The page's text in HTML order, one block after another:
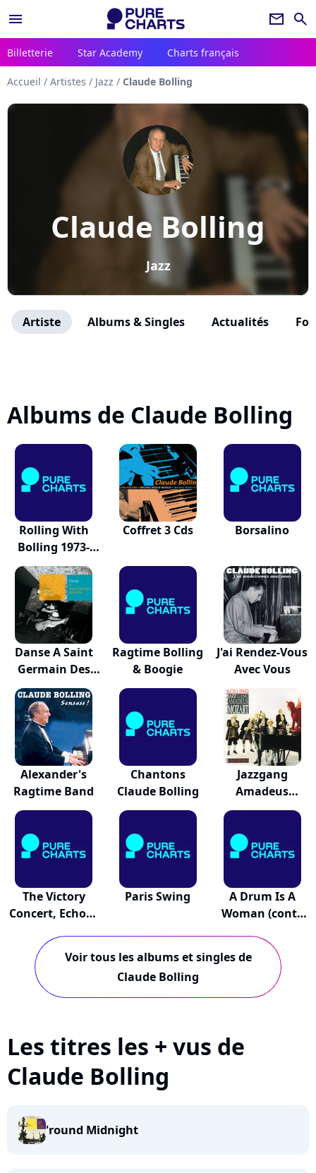
menu newsletter search
Billetterie Star Academy Charts français
Accueil / Artistes / Jazz / Claude Bolling
Claude Bolling
Jazz
Artiste Albums & Singles Actualités
Albums de Claude Bolling
Rolling With
Bolling 1973-
1983
Coffret 3 Cds Borsalino
Danse A Saint
Germain Des
Prés
Ragtime Bolling
& Boogie
J'ai Rendez-Vous
Avec Vous
Alexander's
Ragtime Band
Chantons
Claude Bolling
Jazzgang
Amadeus
Mozart
The Victory
Concert, Echoes
Paris Swing
A Drum Is A
Woman (conte
Voir tous les albums et singles de
Claude Bolling
Les titres les + vus de
Claude Bolling
'round Midnight